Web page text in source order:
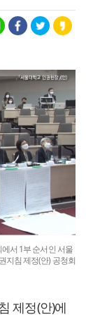
서 1부 순서인 서울
지침 제정(안) 공청회
제정(안)에